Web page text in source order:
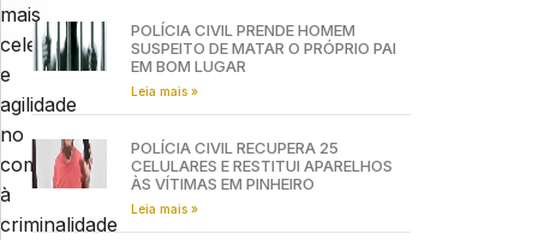
mais
celeridade
e
agilidade
no
combate
à
criminalidade
POLÍCIA CIVIL PRENDE HOMEM
SUSPEITO DE MATAR O PRÓPRIO PAI
EM BOM LUGAR
Leia mais »
POLÍCIA CIVIL RECUPERA 25
CELULARES E RESTITUI APARELHOS
ÀS VÍTIMAS EM PINHEIRO
Leia mais »